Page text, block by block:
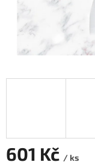
601 Kč / ks